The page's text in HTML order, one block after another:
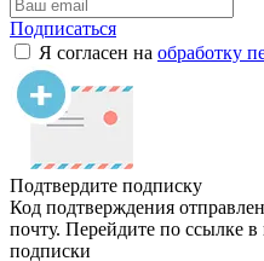
Подписаться
Я согласен на обработку
Подтвердите подписку
Код подтверждения
почту. Перейдите по ссылке
подписки